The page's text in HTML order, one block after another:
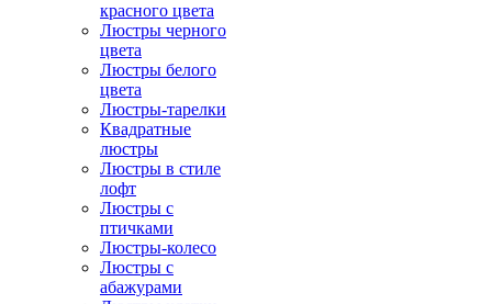
красного цвета
Люстры черного
цвета
Люстры белого
цвета
Люстры-тарелки
Квадратные
люстры
Люстры в стиле
лофт
Люстры с
птичками
Люстры-колесо
Люстры с
абажурами